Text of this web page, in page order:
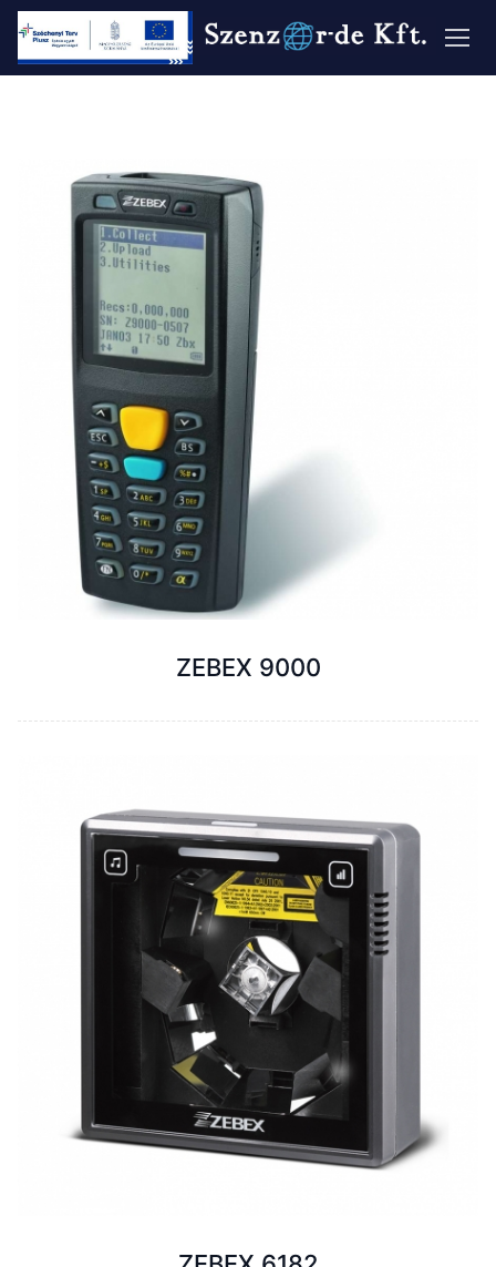
Ugrás
tartalomra
ZEBEX 9000